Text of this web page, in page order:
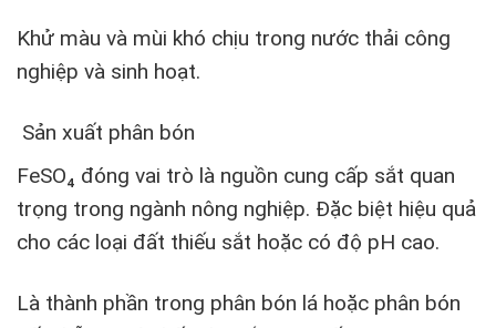
Khử màu và mùi khó chịu trong nước thải công
nghiệp và sinh hoạt.
Sản xuất phân bón
FeSO₄ đóng vai trò là nguồn cung cấp sắt quan
trọng trong ngành nông nghiệp. Đặc biệt hiệu quả
cho các loại đất thiếu sắt hoặc có độ pH cao.
Là thành phần trong phân bón lá hoặc phân bón